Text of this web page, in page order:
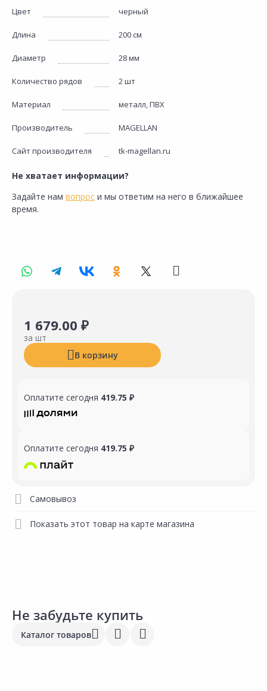
Цвет черный
Длина 200 см
Диаметр 28 мм
Количество рядов 2 шт
Материал металл, ПВХ
Производитель MAGELLAN
Сайт производителя tk-magellan.ru
Не хватает информации?
Задайте нам вопрос и мы ответим на него в ближайшее
время.
1 679.00 ₽
за шт
В корзину
Оплатите сегодня 419.75 ₽
Оплатите сегодня 419.75 ₽
Самовывоз
Показать этот товар на карте магазина
Не забудьте купить
Каталог товаров